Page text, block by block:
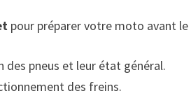
pour préparer votre moto avant
des pneus et leur état général.
des freins.